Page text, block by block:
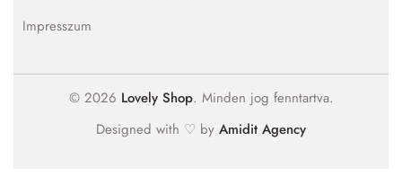
Impresszum
© 2026 Lovely Shop. Minden jog fenntartva.
Designed with ♡ by Amidit Agency